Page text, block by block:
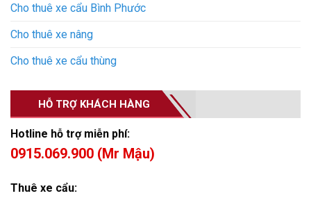
Cho thuê xe cẩu Bình Phước
Cho thuê xe nâng
Cho thuê xe cẩu thùng
HỖ TRỢ KHÁCH HÀNG
Hotline hỗ trợ miễn phí:
0915.069.900 (Mr Mậu)
Thuê xe cẩu: